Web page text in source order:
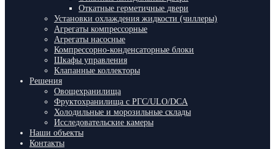
Откатные герметичные двери
Установки охлаждения жидкости (чиллеры)
Агрегаты компрессорные
Агрегаты насосные
Компрессорно-конденсаторные блоки
Шкафы управления
Клапанные коллекторы
Решения
Овощехранилища
Фруктохранилища с РГС/ULO/DCA
Холодильные и морозильные склады
Исследовательские камеры
Наши объекты
Контакты